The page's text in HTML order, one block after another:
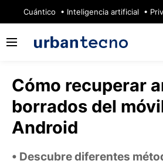
Cuántico Inteligencia artificial
Cómo recuperar
borrados del
Android
Descubre diferentes